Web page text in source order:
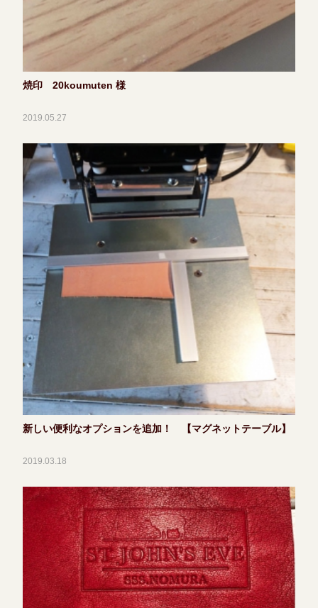
焼印 20koumuten 様
2019.05.27
新しい便利なオプションを追加！ 【マグネットテーブル】
2019.03.18